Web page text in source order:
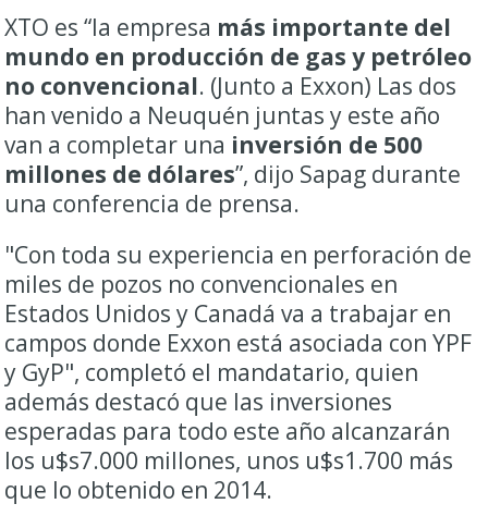
XTO es “la empresa más importante del
mundo en producción de gas y petróleo
no convencional. (Junto a Exxon) Las dos
han venido a Neuquén juntas y este año
van a completar una inversión de 500
millones de dólares”, dijo Sapag durante
una conferencia de prensa.
"Con toda su experiencia en perforación de
miles de pozos no convencionales en
Estados Unidos y Canadá va a trabajar en
campos donde Exxon está asociada con YPF
y GyP", completó el mandatario, quien
además destacó que las inversiones
esperadas para todo este año alcanzarán
los u$s7.000 millones, unos u$s1.700 más
que lo obtenido en 2014.